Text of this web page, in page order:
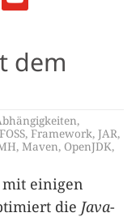
dem
,
FOSS, Framework, JAR,
, Maven, OpenJDK,
einigen
die Java-